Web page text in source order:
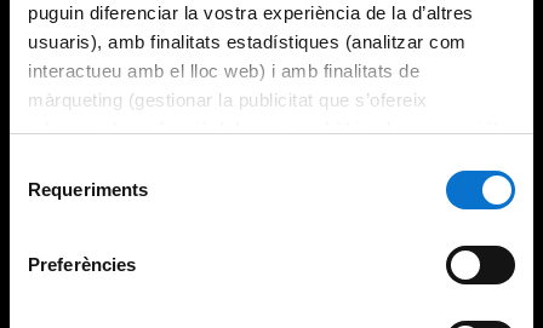
puguin diferenciar la vostra experiència de la d’altres
usuaris), amb finalitats estadístiques (analitzar com
interactueu amb el lloc web) i amb finalitats de
màrqueting (gestionar la publicitat que s’ofereix
adequant-la en funció dels vostres hàbits de navegació).
consultar laPolítica de galetes del lloc web de la
Requeriments
Preferències